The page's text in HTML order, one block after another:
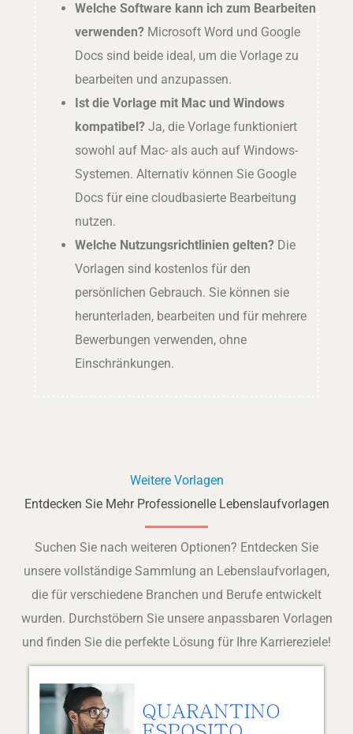
Welche Software kann ich zum Bearbeiten
verwenden?Microsoft Word und Google
Docs sind beide ideal, um die Vorlage zu
bearbeiten und anzupassen.
Ist die Vorlage mit Mac und Windows
kompatibel?Ja, die Vorlage funktioniert
sowohl auf Mac- als auch auf Windows-
Systemen. Alternativ können Sie Google
Docs für eine cloudbasierte Bearbeitung
nutzen.
Welche Nutzungsrichtlinien gelten?Die
Vorlagen sind kostenlos für den
persönlichen Gebrauch. Sie können sie
herunterladen, bearbeiten und für mehrere
Bewerbungen verwenden, ohne
Einschränkungen.
Weitere Vorlagen
Entdecken Sie Mehr Professionelle Lebenslaufvorlagen
Suchen Sie nach weiteren Optionen? Entdecken Sie
unsere vollständige Sammlung an Lebenslaufvorlagen,
die für verschiedene Branchen und Berufe entwickelt
wurden. Durchstöbern Sie unsere anpassbaren Vorlagen
und finden Sie die perfekte Lösung für Ihre Karriereziele!